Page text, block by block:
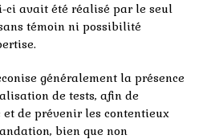
ci avait été réalisé par le seul
témoin ni possibilité
généralement la présence
de tests, afin de
de prévenir les contentieux
bien que non